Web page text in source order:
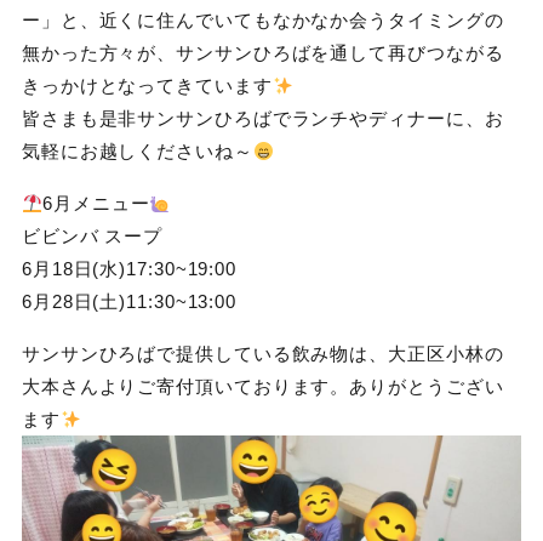
ー」と、近くに住んでいてもなかなか会うタイミングの
無かった方々が、サンサンひろばを通して再びつながる
きっかけとなってきています
皆さまも是非サンサンひろばでランチやディナーに、お
気軽にお越しくださいね～
6月メニュー
ビビンバ スープ
6月18日(水)17:30~19:00
6月28日(土)11:30~13:00
サンサンひろばで提供している飲み物は、大正区小林の
大本さんよりご寄付頂いております。ありがとうござい
ます